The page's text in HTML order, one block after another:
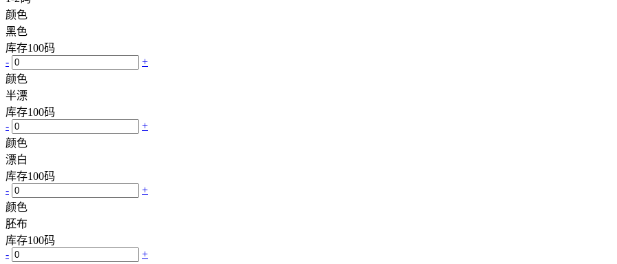
颜色
黑色
库存100码
-
+
颜色
半漂
库存100码
-
+
颜色
漂白
库存100码
-
+
颜色
胚布
库存100码
-
+